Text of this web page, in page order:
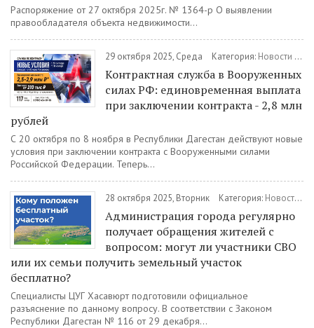
Распоряжение от 27 октября 2025г. № 1364-р О выявлении
правообладателя объекта недвижимости...
29 октября 2025, Среда Категория: Новости
Контрактная служба в Вооруженных
силах РФ: единовременная выплата
при заключении контракта - 2,8 млн
рублей
С 20 октября по 8 ноября в Республики Дагестан действуют новые
условия при заключении контракта с Вооруженными силами
Российской Федерации. Теперь...
28 октября 2025, Вторник Категория: Новости /
Администрация города регулярно
получает обращения жителей с
вопросом: могут ли участники СВО
или их семьи получить земельный участок
бесплатно?
Специалисты ЦУГ Хасавюрт подготовили официальное
разъяснение по данному вопросу. В соответствии с Законом
Республики Дагестан № 116 от 29 декабря...